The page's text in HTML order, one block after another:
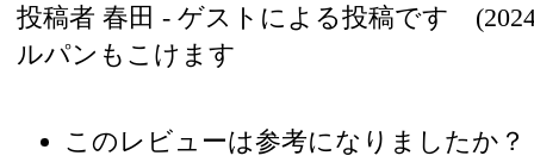
投稿者 春田 - ゲストによる投稿です
ルパンもこけます
このレビューは参考になりましたか？